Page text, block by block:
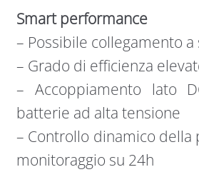
Smart performance
– Possibile collegamento
– Grado di efficienza
– Accoppiamento lato
batterie ad alta tensione
– Controllo dinamico della
monitoraggio su 24h